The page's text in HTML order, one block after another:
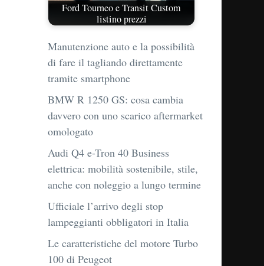
Ford Tourneo e Transit Custom
listino prezzi
Manutenzione auto e la possibilità
di fare il tagliando direttamente
tramite smartphone
BMW R 1250 GS: cosa cambia
davvero con uno scarico aftermarket
omologato
Audi Q4 e-Tron 40 Business
elettrica: mobilità sostenibile, stile,
anche con noleggio a lungo termine
Ufficiale l’arrivo degli stop
lampeggianti obbligatori in Italia
Le caratteristiche del motore Turbo
100 di Peugeot